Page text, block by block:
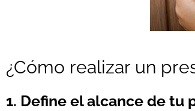
¿Cómo realizar un
1. Define el alcance de tu